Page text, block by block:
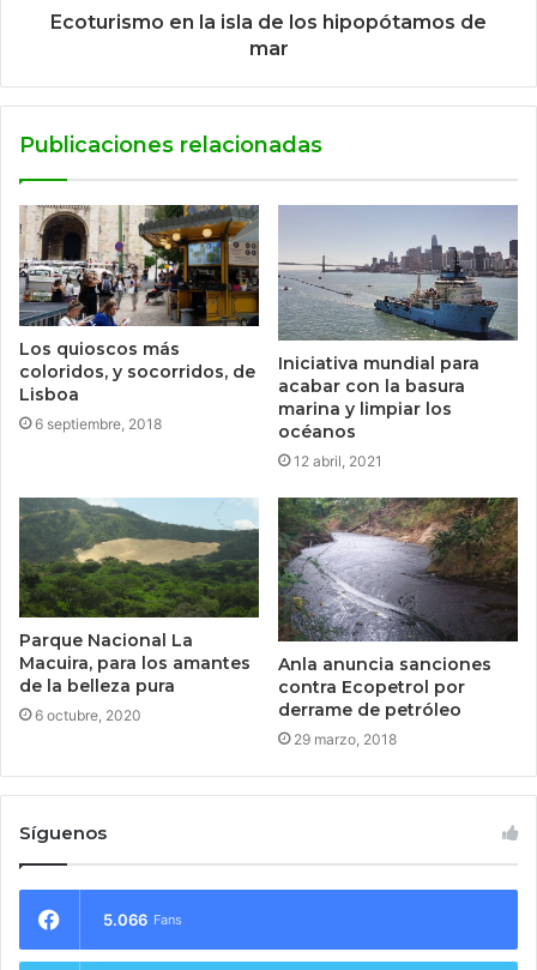
Ecoturismo en la isla de los hipopótamos de
mar
Publicaciones relacionadas
Los quioscos más
coloridos, y socorridos, de
Lisboa
6 septiembre, 2018
Iniciativa mundial para
acabar con la basura
marina y limpiar los
océanos
12 abril, 2021
Parque Nacional La
Macuira, para los amantes
de la belleza pura
6 octubre, 2020
Anla anuncia sanciones
contra Ecopetrol por
derrame de petróleo
29 marzo, 2018
Síguenos
5.066 Fans